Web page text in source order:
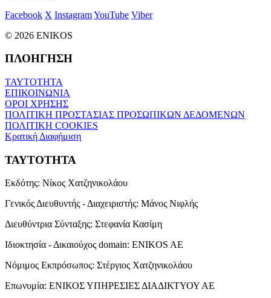
Facebook X InstagramYouTube Viber
© 2026 ENIKOS
ΠΛΟΗΓΗΣΗ
ΤΑΥΤΟΤΗΤΑ
ΕΠΙΚΟΙΝΩΝΙΑ
ΟΡΟΙ ΧΡΗΣΗΣ
ΠΟΛΙΤΙΚΗ ΠΡΟΣΤΑΣΙΑΣ ΠΡΟΣΩΠΙΚΩΝ ΔΕΔΟΜΕΝΩΝ
ΠΟΛΙΤΙΚΗ COOKIES
Κρατική Διαφήμιση
ΤΑΥΤΟΤΗΤΑ
Εκδότης: Νίκος Χατζηνικολάου
Γενικός Διευθυντής - Διαχειριστής: Μάνος Νιφλής
Διευθύντρια Σύνταξης: Στεφανία Κασίμη
Ιδιοκτησία - Δικαιούχος domain: ENIKOS AE
Νόμιμος Εκπρόσωπος: Στέργιος Χατζηνικολάου
Επωνυμία: ΕΝΙΚΟΣ ΥΠΗΡΕΣΙΕΣ ΔΙΑΔΙΚΤΥΟΥ ΑΕ